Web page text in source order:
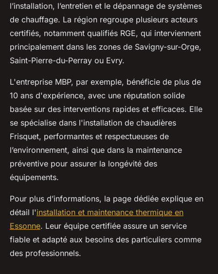
l’installation, l’entretien et le dépannage de systèmes
de chauffage. La région regroupe plusieurs acteurs
certifiés, notamment qualifiés RGE, qui interviennent
principalement dans les zones de Savigny-sur-Orge,
Saint-Pierre-du-Perray ou Evry.
L'entreprise MBP, par exemple, bénéficie de plus de
10 ans d'expérience, avec une réputation solide
basée sur des interventions rapides et efficaces. Elle
se spécialise dans l'installation de chaudières
Frisquet, performantes et respectueuses de
l’environnement, ainsi que dans la maintenance
préventive pour assurer la longévité des
équipements.
Pour plus d’informations, la page dédiée explique en
détail l'installation et maintenance thermique en
Essonne. Leur équipe certifiée assure un service
fiable et adapté aux besoins des particuliers comme
des professionnels.